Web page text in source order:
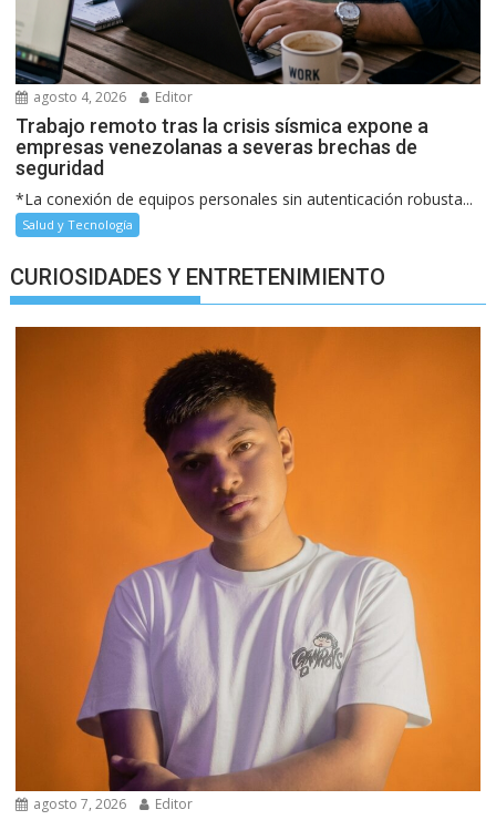
agosto 4, 2026 Editor
Trabajo remoto tras la crisis sísmica expone a
empresas venezolanas a severas brechas de
seguridad
*La conexión de equipos personales sin autenticación robusta...
Salud y Tecnología
CURIOSIDADES Y ENTRETENIMIENTO
agosto 7, 2026 Editor